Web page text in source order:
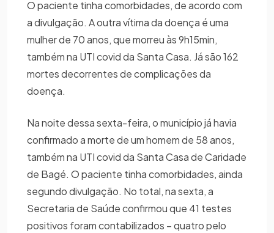
O paciente tinha comorbidades, de acordo com
a divulgação. A outra vítima da doença é uma
mulher de 70 anos, que morreu às 9h15min,
também na UTI covid da Santa Casa. Já são 162
mortes decorrentes de complicações da
doença.
Na noite dessa sexta-feira, o município já havia
confirmado a morte de um homem de 58 anos,
também na UTI covid da Santa Casa de Caridade
de Bagé. O paciente tinha comorbidades, ainda
segundo divulgação. No total, na sexta, a
Secretaria de Saúde confirmou que 41 testes
positivos foram contabilizados – quatro pelo